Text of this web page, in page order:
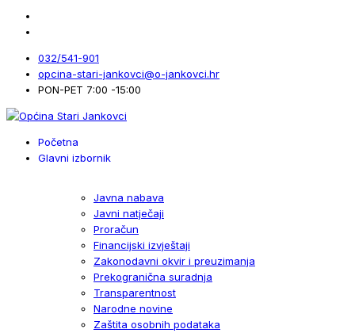
032/541-901
opcina-stari-jankovci@o-jankovci.hr
PON-PET 7:00 -15:00
Početna
Glavni izbornik
Javna nabava
Javni natječaji
Proračun
Financijski izvještaji
Zakonodavni okvir i preuzimanja
Prekogranična suradnja
Transparentnost
Narodne novine
Zaštita osobnih podataka